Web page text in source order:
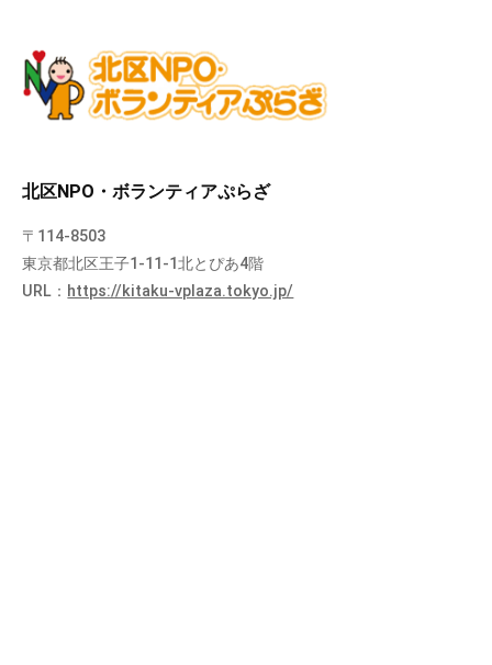
北区NPO・ボランティアぷらざ
〒114-8503
東京都北区王子1-11-1北とぴあ4階
URL： https://kitaku-vplaza.tokyo.jp/